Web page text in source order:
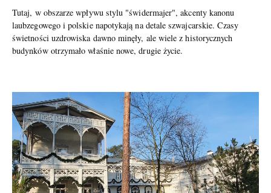
Tutaj, w obszarze wpływu stylu "świdermajer", akcenty kanonu
laubzegowego i polskie napotykają na detale szwajcarskie. Czasy
świetności uzdrowiska dawno minęły, ale wiele z historycznych
budynków otrzymało właśnie nowe, drugie życie.